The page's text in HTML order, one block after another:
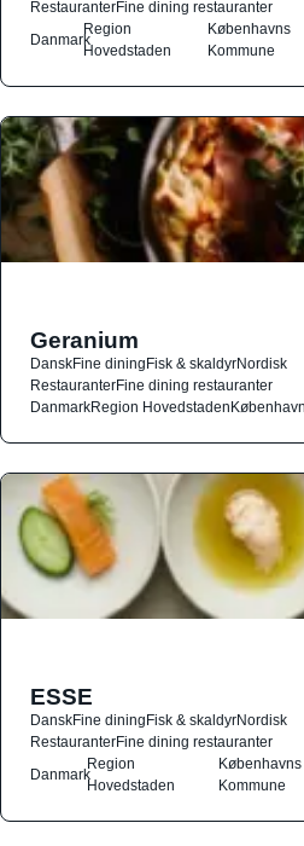
RestauranterFine dining restauranter
Danmark
Region
Hovedstaden
Københavns
Kommune
Geranium
DanskFine diningFisk & skaldyrNordisk
RestauranterFine dining restauranter
DanmarkRegion Hovedstaden
ESSE
DanskFine diningFisk & skaldyrNordisk
RestauranterFine dining restauranter
Danmark
Region
Hovedstaden
Københavns
Kommune